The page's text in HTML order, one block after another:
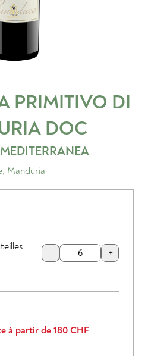
PRIMITIVO DI
DOC
, Manduria
- +
à partir de 180 CHF